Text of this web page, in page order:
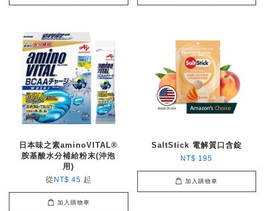
日本味之素aminoVITAL®
胺基酸水分補給粉末(沖泡
用)
從 NT$ 45 起
加入購物車
SaltStick 電解質口含錠
NT$ 195
加入購物車